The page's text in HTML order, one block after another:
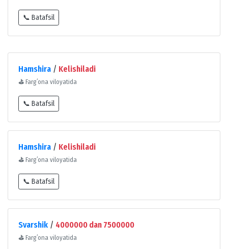
📞 Batafsil
Hamshira / Kelishiladi
⛳ Fargʻona viloyatida
📞 Batafsil
Hamshira / Kelishiladi
⛳ Fargʻona viloyatida
📞 Batafsil
Svarshik / 4000000 dan 7500000
⛳ Fargʻona viloyatida